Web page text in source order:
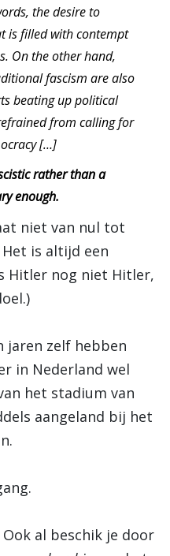
the desire to
is filled with contempt
On the other hand,
fascism are also
beating up political
from calling for
[…]
rather than a
enough.
niet van nul tot
is altijd een
Hitler nog niet Hitler,
jaren zelf hebben
in Nederland wel
het stadium van
aangeland bij het
al beschik je door